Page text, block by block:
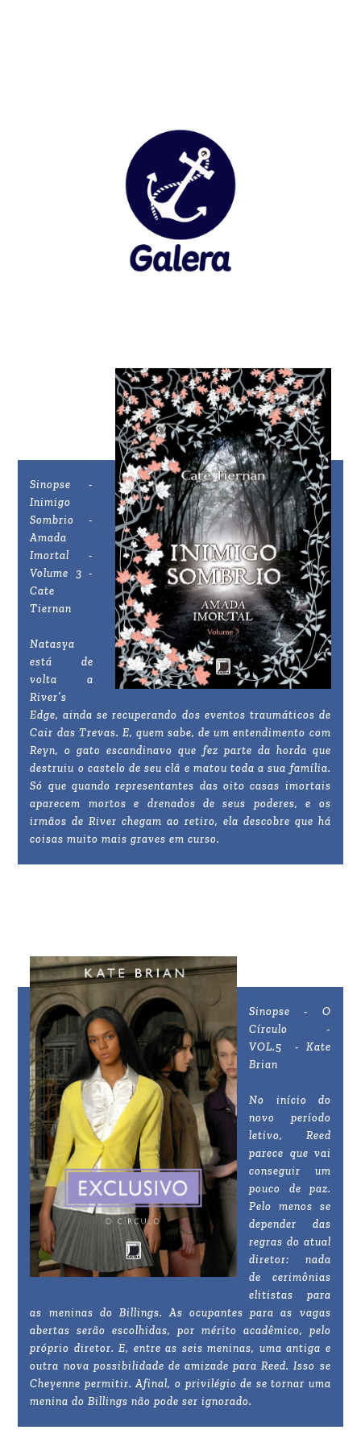
Sinopse -
Inimigo
Sombrio -
Amada
Imortal -
Volume 3 -
Cate
Tiernan
Natasya
está de
volta a
River’s
Edge, ainda se recuperando dos eventos traumáticos de
Cair das Trevas. E, quem sabe, de um entendimento com
Reyn, o gato escandinavo que fez parte da horda que
destruiu o castelo de seu clã e matou toda a sua família.
Só que quando representantes das oito casas imortais
aparecem mortos e drenados de seus poderes, e os
irmãos de River chegam ao retiro, ela descobre que há
coisas muito mais graves em curso.
Sinopse - O
Círculo -
VOL.5 - Kate
Brian
No início do
novo período
letivo, Reed
parece que vai
conseguir um
pouco de paz.
Pelo menos se
depender das
regras do atual
diretor: nada
de cerimônias
elitistas para
as meninas do Billings. As ocupantes para as vagas
abertas serão escolhidas, por mérito acadêmico, pelo
próprio diretor. E, entre as seis meninas, uma antiga e
outra nova possibilidade de amizade para Reed. Isso se
Cheyenne permitir. Afinal, o privilégio de se tornar uma
menina do Billings não pode ser ignorado.